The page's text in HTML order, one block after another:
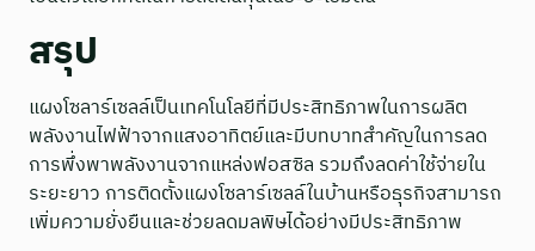
สรุป
แผงโซลาร์เซลล์เป็นเทคโนโลยีที่มีประสิทธิภาพในการผลิต
พลังงานไฟฟ้าจากแสงอาทิตย์และมีบทบาทสำคัญในการลด
การพึ่งพาพลังงานจากแหล่งฟอสซิล รวมถึงลดค่าใช้จ่ายใน
ระยะยาว การติดตั้งแผงโซลาร์เซลล์ในบ้านหรือธุรกิจสามารถ
เพิ่มความยั่งยืนและช่วยลดมลพิษได้อย่างมีประสิทธิภาพ